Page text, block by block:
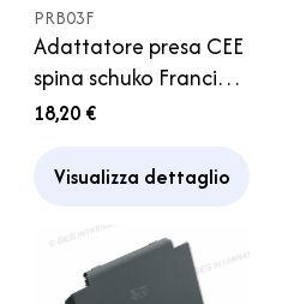
PRB03F
Adattatore presa CEE
spina schuko Francia
Camper
18,20 €
Visualizza dettaglio